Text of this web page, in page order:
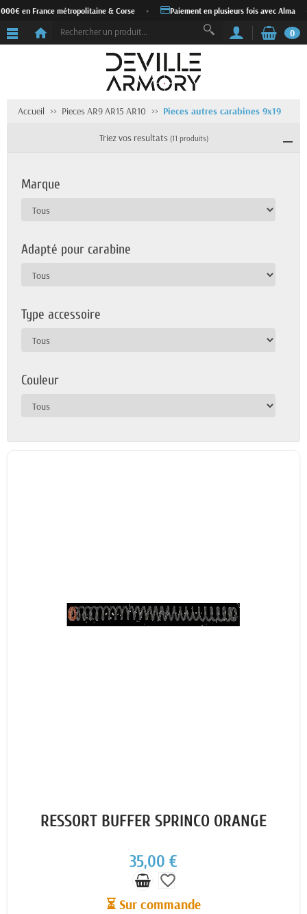
en France métropolitaine & Corse Paiement en plusieurs fois avec Alma
0
Accueil Pieces AR9 AR15 AR10 Pieces autres carabines 9x19
Triez vos resultats (11 produits)
Marque
Adapté pour carabine
Type accessoire
Couleur
RESSORT BUFFER SPRINCO ORANGE
35,00 €
favorite_border
⏳ Sur commande